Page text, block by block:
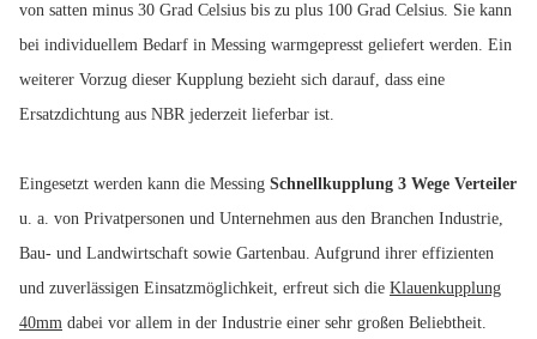
von satten minus 30 Grad Celsius bis zu plus 100 Grad Celsius. Sie kann
bei individuellem Bedarf in Messing warmgepresst geliefert werden. Ein
weiterer Vorzug dieser Kupplung bezieht sich darauf, dass eine
Ersatzdichtung aus NBR jederzeit lieferbar ist.
Eingesetzt werden kann die Messing Schnellkupplung 3 Wege Verteiler
u. a. von Privatpersonen und Unternehmen aus den Branchen Industrie,
Bau- und Landwirtschaft sowie Gartenbau. Aufgrund ihrer effizienten
und zuverlässigen Einsatzmöglichkeit, erfreut sich die Klauenkupplung
40mm dabei vor allem in der Industrie einer sehr großen Beliebtheit.